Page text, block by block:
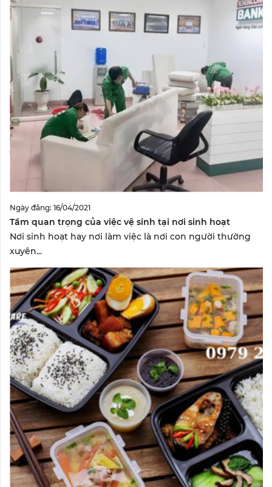
Ngày đăng: 16/04/2021
Tầm quan trọng của việc vệ sinh tại nơi sinh hoạt
Nơi sinh hoạt hay nơi làm việc là nơi con người thường
xuyên...